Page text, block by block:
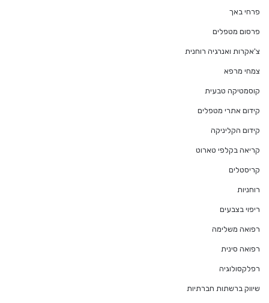
פרחי באך
פרסום מטפלים
צ'אקרות ואנרגיה רוחנית
צמחי מרפא
קוסמטיקה טבעית
קידום אתרי מטפלים
קידום הקליניקה
קריאה בקלפי טארוט
קריסטלים
רוחניות
ריפוי בצבעים
רפואה משלימה
רפואה סינית
רפלקסולוגיה
שיווק ברשתות חברתיות